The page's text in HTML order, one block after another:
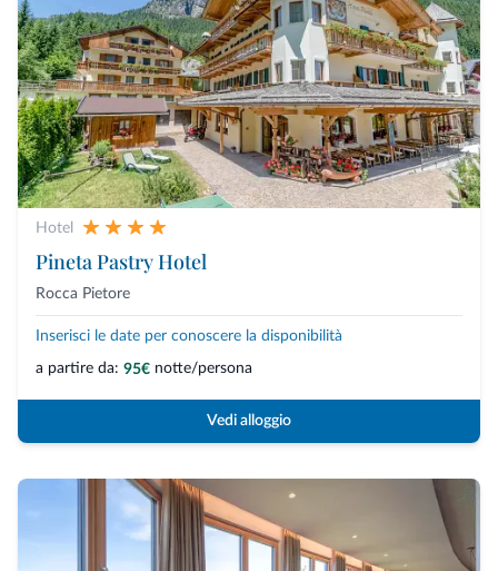
Hotel
Pineta Pastry Hotel
Rocca Pietore
Inserisci le date per conoscere la disponibilità
a partire da: 95€ notte/persona
Vedi alloggio